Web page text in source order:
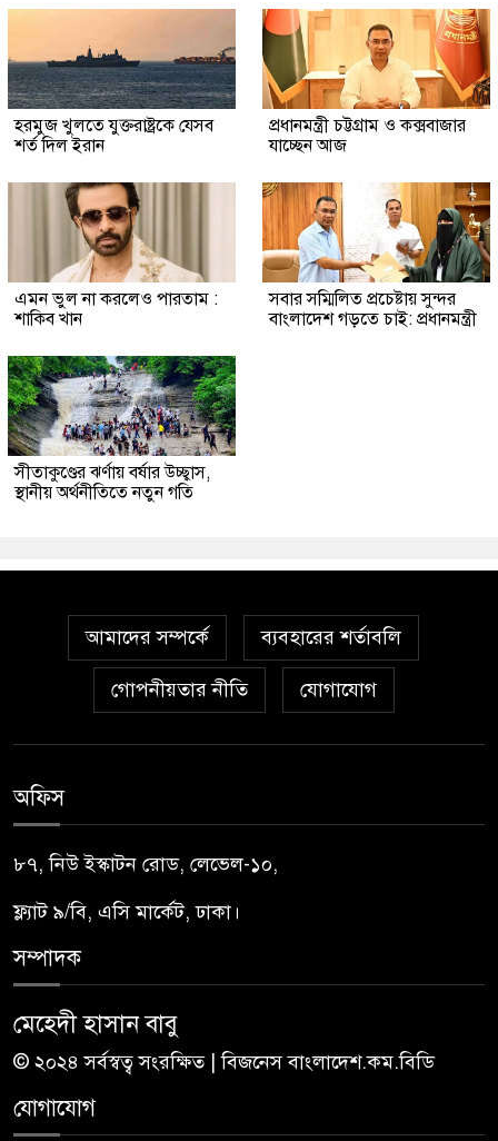
হরমুজ খুলতে যুক্তরাষ্ট্রকে যেসব
শর্ত দিল ইরান
প্রধানমন্ত্রী চট্টগ্রাম ও কক্সবাজার
যাচ্ছেন আজ
এমন ভুল না করলেও পারতাম :
শাকিব খান
সবার সম্মিলিত প্রচেষ্টায় সুন্দর
বাংলাদেশ গড়তে চাই: প্রধানমন্ত্রী
সীতাকুণ্ডের ঝর্ণায় বর্ষার উচ্ছ্বাস,
স্থানীয় অর্থনীতিতে নতুন গতি
আমাদের সম্পর্কে ব্যবহারের শর্তাবলি
গোপনীয়তার নীতি যোগাযোগ
অফিস
৮৭, নিউ ইস্কাটন রোড, লেভেল-১০,
ফ্ল্যাট ৯/বি, এসি মার্কেট, ঢাকা।
সম্পাদক
মেহেদী হাসান বাবু
© ২০২৪ সর্বস্বত্ব সংরক্ষিত | বিজনেস বাংলাদেশ.কম.বিডি
যোগাযোগ